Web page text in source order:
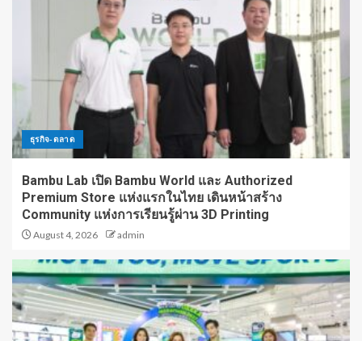
ธุรกิจ-ตลาด
Bambu Lab เปิด Bambu World และ Authorized
Premium Store แห่งแรกในไทย เดินหน้าสร้าง
Community แห่งการเรียนรู้ผ่าน 3D Printing
August 4, 2026 admin